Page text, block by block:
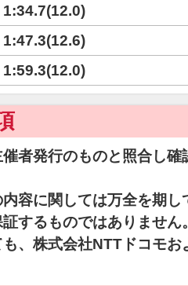
1:34.7(12.0)
1:47.3(12.6)
1:59.3(12.0)
者発行のものと照合し確
容に関しては万全を期し
するものではありません
、株式会社NTTドコモお